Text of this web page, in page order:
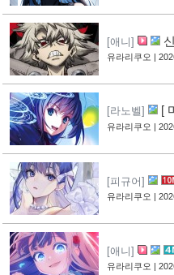
[애니]
상 공개
[13]
유라리쿠오 |
[라노벨] [
유라리쿠오 |
[피규어]
스 신작 피
유라리쿠오 |
[애니]
리스톤 ] PV
유라리쿠오 |